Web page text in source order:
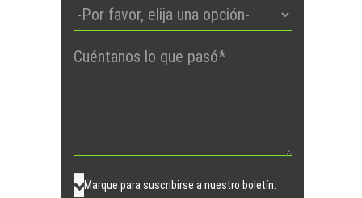
Por
vacío.
Marque para suscribirse a nuestro boletín.